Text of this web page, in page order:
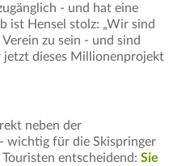
- und hat eine
ist Hensel stolz: „Wir sind
zu sein - und sind
jetzt dieses Millionenprojekt
neben der
wichtig für die Skispringer
entscheidend: Sie